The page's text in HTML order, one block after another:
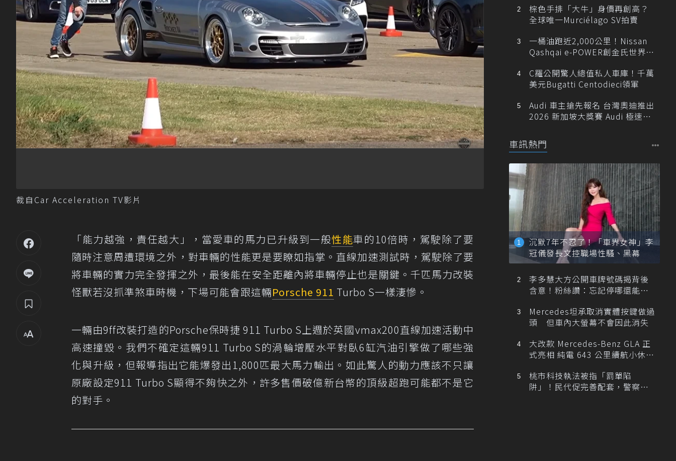
裁自Car Acceleration TV影片
「能力越強，責任越大」，當愛車的馬力已升級到一般性能車的10倍時，駕駛除了要
隨時注意周遭環境之外，對車輛的性能更是要瞭如指掌。直線加速測試時，駕駛除了要
將車輛的實力完全發揮之外，最後能在安全距離內將車輛停止也是關鍵。千匹馬力改裝
怪獸若沒抓準煞車時機，下場可能會跟這輛Porsche 911 Turbo S一樣淒慘。
一輛由9ff改裝打造的Porsche保時捷 911 Turbo S上週於英國vmax200直線加速活動中
高速撞毀。我們不確定這輛911 Turbo S的渦輪增壓水平對臥6缸汽油引擎做了哪些強
化與升級，但報導指出它能爆發出1,800匹最大馬力輸出。如此驚人的動力應該不只讓
原廠設定911 Turbo S顯得不夠快之外，許多售價破億新台幣的頂級超跑可能都不是它
的對手。
棕色手排「大牛」身價再創高？
全球唯一Murciélago SV拍賣
一桶油跑近2,000公里！Nissan
Qashqai e-POWER創金氏世界紀
C羅公開驚人總值私人車庫！千萬
美元Bugatti Centodieci領軍
Audi 車主搶先報名 台灣奧迪推出
2026 新加坡大獎賽 Audi 極速之
車訊熱門
沉默7年不忍了！「車界女神」李
冠儀發長文控職場性騷、黑幕
李多慧大方公開車牌號碼揭背後
含意！粉絲讚：忘記停哪還能幫
Mercedes坦承取消實體按鍵做過
頭 但車內大螢幕不會因此消失
大改款 Mercedes-Benz GLA 正
式亮相 純電 643 公里續航小休
桃市科技執法被指「罰單陷
阱」！民代促完善配套，警察局